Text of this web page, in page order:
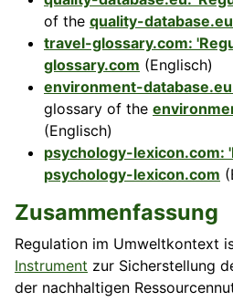
of the quality-database.eu
travel-glossary.com:
glossary.com (Englisch)
environment-
glossary of the
(Englisch)
psychology-lexicon.com:
psychology-lexicon.com
Zusammenfassung
Regulation im Umweltkontext
Instrument zur Sicherstellung
der nachhaltigen